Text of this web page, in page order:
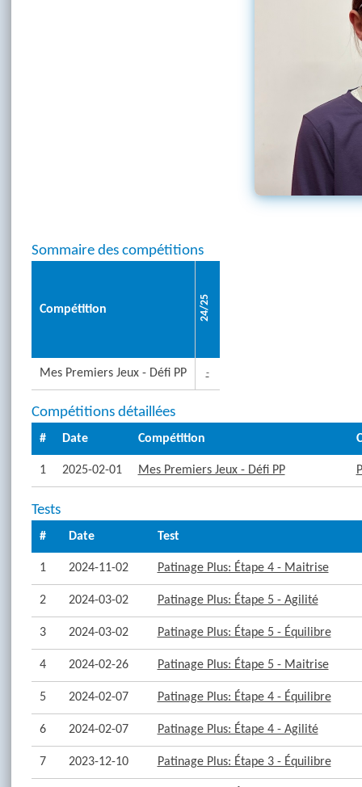
Sommaire des compétitions
Compétition 24/25
Mes Premiers Jeux - Défi PP -
Compétitions détaillées
# Date Compétition
1 2025-02-01 Mes Premiers Jeux - Défi PP
Tests
# Date Test
1 2024-11-02 Patinage Plus: Étape 4 - Maitrise
2 2024-03-02 Patinage Plus: Étape 5 - Agilité
3 2024-03-02 Patinage Plus: Étape 5 - Équilibre
4 2024-02-26 Patinage Plus: Étape 5 - Maitrise
5 2024-02-07 Patinage Plus: Étape 4 - Équilibre
6 2024-02-07 Patinage Plus: Étape 4 - Agilité
7 2023-12-10 Patinage Plus: Étape 3 - Équilibre